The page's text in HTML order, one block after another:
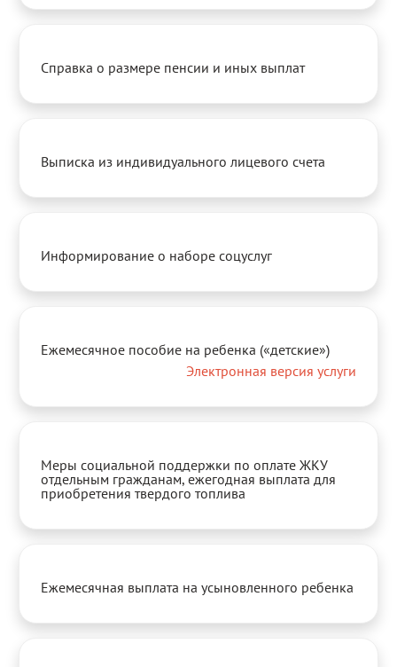
Справка о размере пенсии и иных выплат
Выписка из индивидуального лицевого счета
Информирование о наборе соцуслуг
Ежемесячное пособие на ребенка («детские»)
Электронная версия услуги
Меры социальной поддержки по оплате ЖКУ
отдельным гражданам, ежегодная выплата для
приобретения твердого топлива
Ежемесячная выплата на усыновленного ребенка